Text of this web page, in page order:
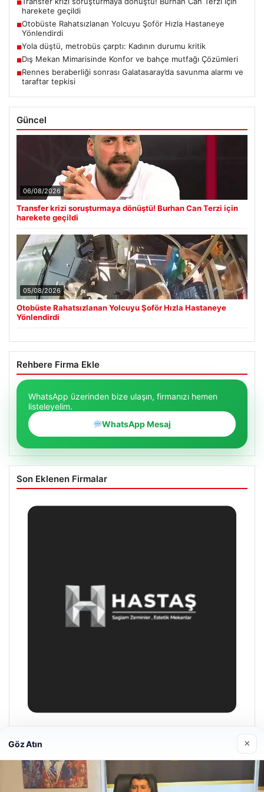
■
harekete geçildi
■Otobüste Rahatsızlanan Yolcuyu Şoför Hızla Hastaneye
Yönlendirdi
■Yola düştü, metrobüs çarptı: Kadının durumu kritik
■Dış Mekan Mimarisinde Konfor ve bahçe mutfağı Çözümleri
■Rennes beraberliği sonrası Galatasaray’da savunma alarmı ve
taraftar tepkisi
Güncel
06/08/2026
Transfer krizi soruşturmaya dönüştü! Burhan Can Terzi için
harekete geçildi
05/08/2026
Otobüste Rahatsızlanan Yolcuyu Şoför Hızla Hastaneye
Yönlendirdi
Rehbere Firma Ekle
WhatsApp üzerinden bize ulaşın, firmanızı hemen
listeleyelim.
WhatsApp Mesaj
Son Eklenen Firmalar
Enes Kaplan Avukatlık Bürosu
Göz Atın ×